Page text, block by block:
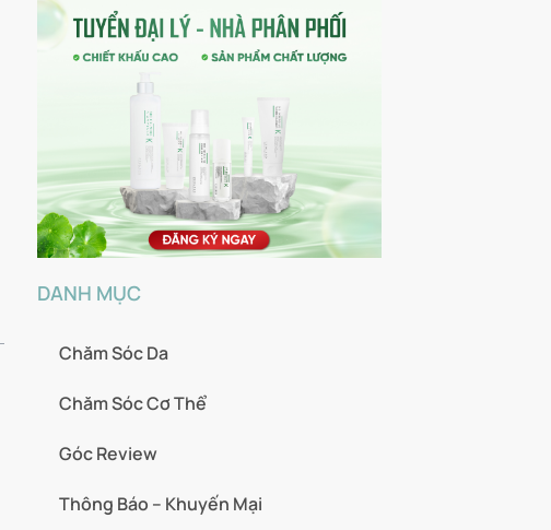
DANH MỤC
Chăm Sóc Da
Chăm Sóc Cơ Thể
Góc Review
Thông Báo – Khuyến Mại